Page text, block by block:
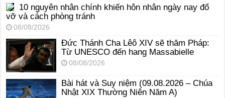
10 nguyên nhân chính khiến hôn nhân ngày nay đổ
vỡ và cách phòng tránh
08/08/2026
Đức Thánh Cha Lêô XIV sẽ thăm Pháp:
Từ UNESCO đến hang Massabielle
08/08/2026
Bài hát và Suy niệm (09.08.2026 – Chúa
Nhật XIX Thường Niên Năm A)